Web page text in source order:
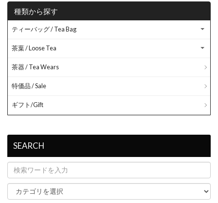
種類から探す
ティーバッグ / Tea Bag
茶葉 / Loose Tea
茶器 / Tea Wears
特価品 / Sale
ギフト/Gift
SEARCH